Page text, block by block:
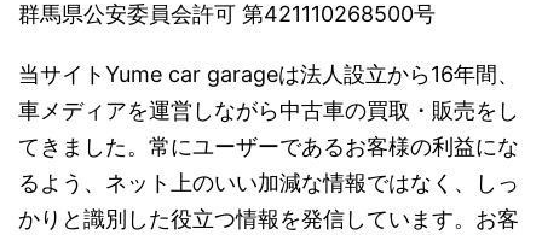
群馬県公安委員会許可 第421110268500号
当サイトYume car garageは法人設立から16年間、
車メディアを運営しながら中古車の買取・販売をし
てきました。常にユーザーであるお客様の利益にな
るよう、ネット上のいい加減な情報ではなく、しっ
かりと識別した役立つ情報を発信しています。お客